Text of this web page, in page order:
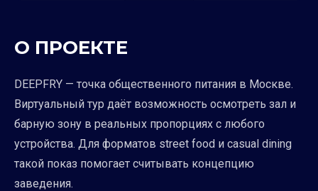
О ПРОЕКТЕ
DEEPFRY — точка общественного питания в Москве.
Виртуальный тур даёт возможность осмотреть зал и
барную зону в реальных пропорциях с любого
устройства. Для форматов street food и casual dining
такой показ помогает считывать концепцию
заведения.